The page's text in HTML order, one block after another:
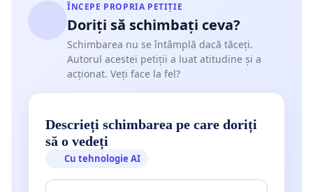
ÎNCEPE PROPRIA PETIȚIE
Doriți să schimbați ceva?
Schimbarea nu se întâmplă dacă tăceți.
Autorul acestei petiții a luat atitudine și a
acționat. Veți face la fel?
Descrieți schimbarea pe care doriți
să o vedeți
Cu tehnologie AI